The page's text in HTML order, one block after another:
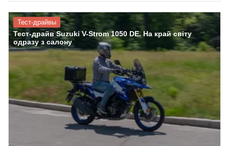
Тест-драйвы
Тест-драйв Suzuki V-Strom 1050 DE. На край світу
одразу з салону